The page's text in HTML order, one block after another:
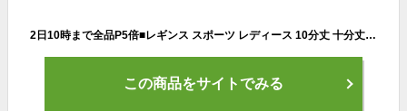
2日10時まで全品P5倍■レギンス スポーツ レディース 10分丈 十分丈 12分丈 日本製 インナー 接触冷感 吸汗速乾 ドライ UVカット 大きいサイズ スパッツ LL 3L 4L フィットネス スポーツウェア トレーニング ジム ヨガ ウォーキング ランニング ロング 夏 高身長 *2 *y3-2t
この商品をサイトでみる